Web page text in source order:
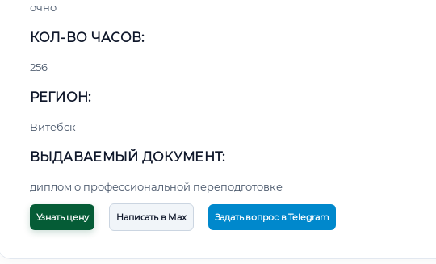
очно
КОЛ-ВО ЧАСОВ:
256
РЕГИОН:
Витебск
ВЫДАВАЕМЫЙ ДОКУМЕНТ:
диплом о профессиональной переподготовке
Узнать цену Написать в Max Задать вопрос в Telegram